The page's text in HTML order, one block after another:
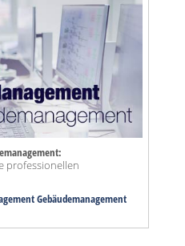
professionellen
Gebäudemanagement